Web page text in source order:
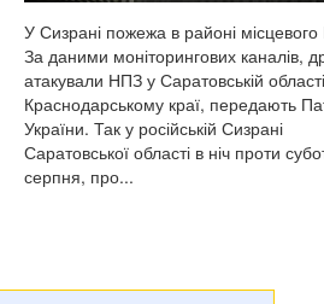
У Сизрані пожежа в районі
За даними моніторингових каналів,
атакували НПЗ у Саратовській
Краснодарському краї, передають
України. Так у російській Сизрані
Саратовської області в ніч проти
серпня, про...